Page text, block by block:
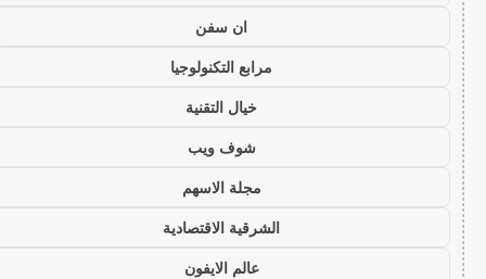
ان سفن
مرابع التكنولوجيا
خيال التقنية
شوف ويب
مجلة الاسهم
الشرقية الاقتصادية
عالم الايفون